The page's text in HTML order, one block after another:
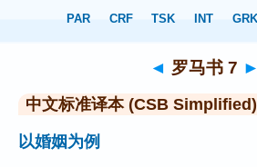
> 罗马书 7
◄ 罗马书 7 ►
中文标准译本 (CSB Simplified)
以婚姻为例